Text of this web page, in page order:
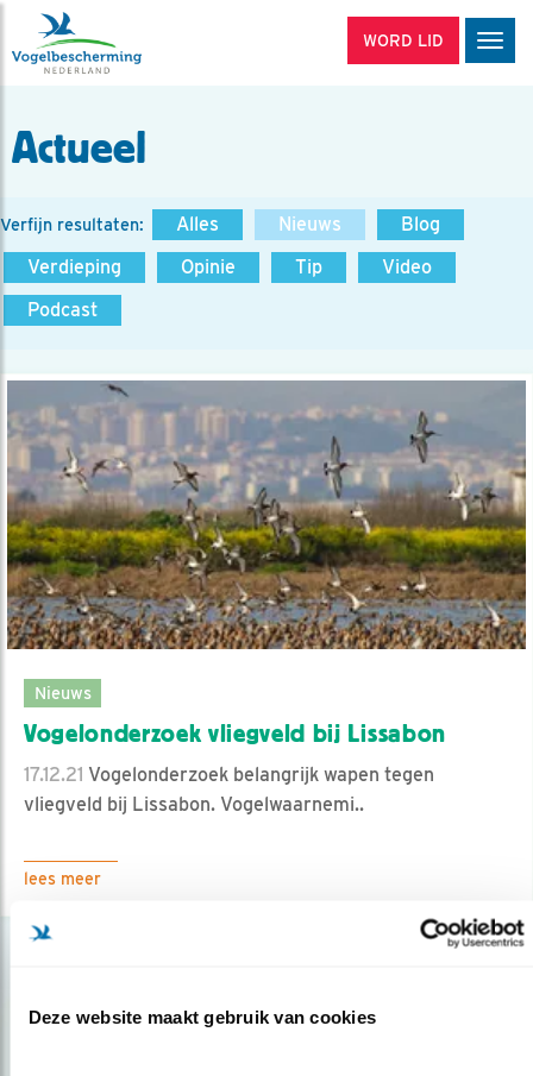
Deze website maakt gebruik van cookies
WORD LID
Actueel
Verfijn resultaten: Alles Nieuws
Blog
Verdieping
Opinie Tip
Video
Podcast
Nieuws
Vogelonderzoek vliegveld bij Lissabon
17.12.21 Vogelonderzoek belangrijk wapen tegen
vliegveld bij Lissabon. Vogelwaarnemi..
lees meer